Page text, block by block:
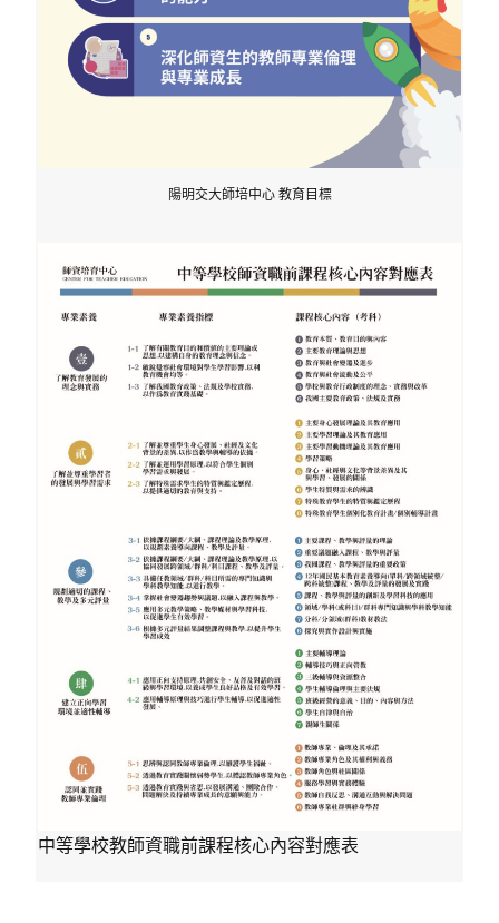
陽明交大師培中心 教育目標
中等學校教師資職前課程核心內容對應表